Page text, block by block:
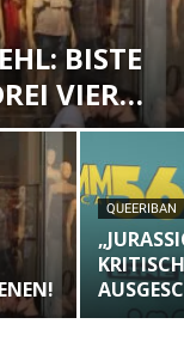
BISTE
VIER…
QUEERIBAN